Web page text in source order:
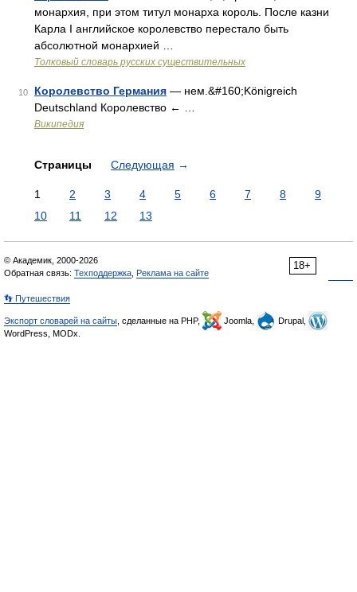
монархия, при этом титул монарха король. После казни
Карла I английское королевство перестало быть
абсолютной монархией …
Толковый словарь русских существительных
10 Королевство Германия — нем.&#160;Königreich
Deutschland Королевство ← …
Википедия
Страницы Следующая →
1 2 3 4 5 6 7 8
9
10
11 12 13
18+
© Академик, 2000-2026
Обратная связь: Техподдержка Реклама на сайте
👣 Путешествия
Экспорт словарей на сайты , сделанные на PHP, Joomla,
Drupal,
WordPress, MODx.